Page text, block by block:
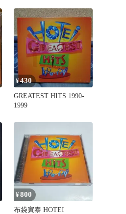
¥430
GREATEST HITS 1990-
1999
¥800
布袋寅泰 HOTEI